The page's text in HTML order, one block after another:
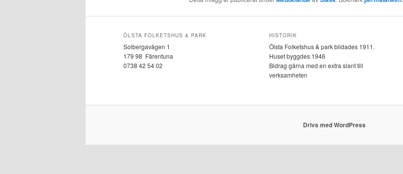
ÖLSTA FOLKETSHUS & PARK
Solbergavägen 1
179 98 Färentuna
0738 42 54 02
HISTORIK
Ölsta Folketshus & park bildades 1911.
Huset byggdes 1946
Bidrag gärna med en extra slant till
verksamheten
Drivs med WordPress